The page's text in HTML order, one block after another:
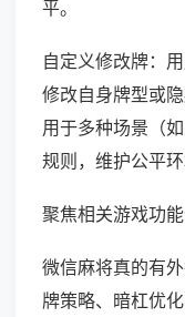
平。
自定义修改牌：
修改自身牌型或
用于多种场景（
规则，维护公平环
聚焦相关游戏功能
微信麻将真的有
牌策略、暗杠优